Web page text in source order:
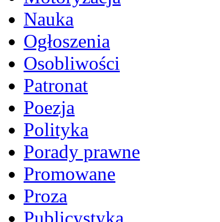
Nauka
Ogłoszenia
Osobliwości
Patronat
Poezja
Polityka
Porady prawne
Promowane
Proza